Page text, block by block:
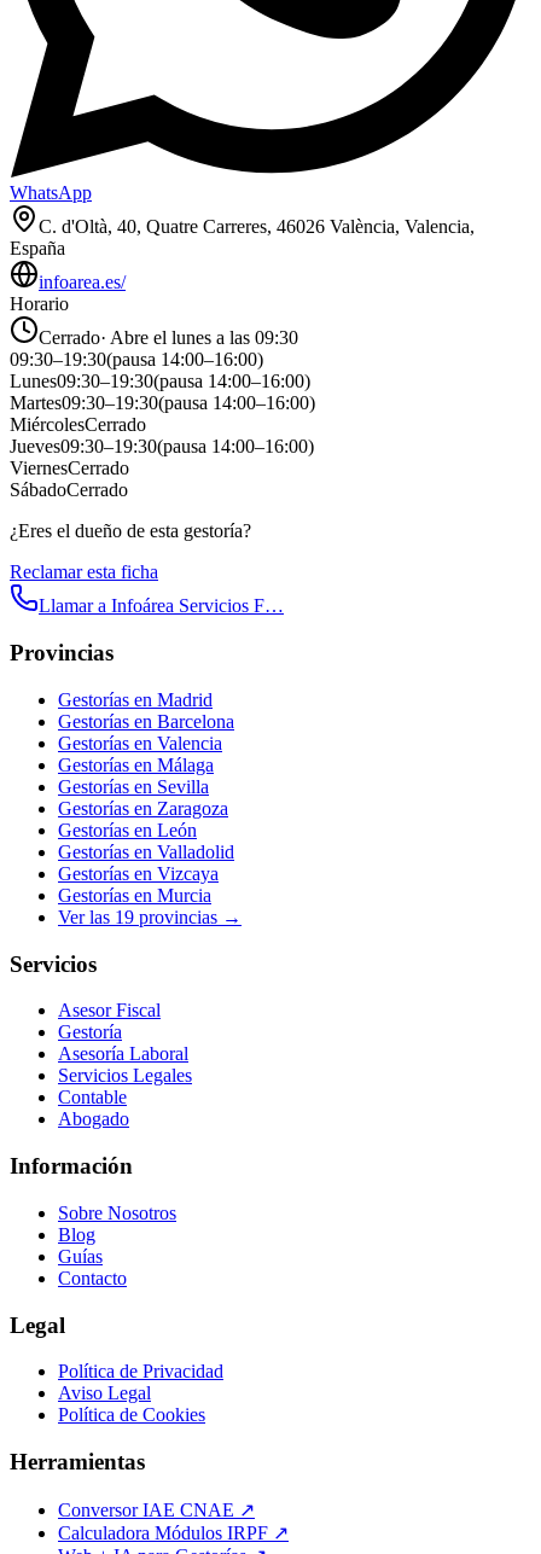
WhatsApp
C. d'Oltà, 40, Quatre Carreres, 46026 València, Valencia,
España
infoarea.es/
Horario
Cerrado· Abre el lunes a las 09:30
09:30–19:30(pausa 14:00–16:00)
Lunes09:30–19:30(pausa 14:00–16:00)
Martes09:30–19:30(pausa 14:00–16:00)
MiércolesCerrado
Jueves09:30–19:30(pausa 14:00–16:00)
ViernesCerrado
SábadoCerrado
¿Eres el dueño de esta gestoría?
Reclamar esta ficha
Llamar a Infoárea Servicios F…
Provincias
Gestorías en Madrid
Gestorías en Barcelona
Gestorías en Valencia
Gestorías en Málaga
Gestorías en Sevilla
Gestorías en Zaragoza
Gestorías en León
Gestorías en Valladolid
Gestorías en Vizcaya
Gestorías en Murcia
Ver las 19 provincias →
Servicios
Asesor Fiscal
Gestoría
Asesoría Laboral
Servicios Legales
Contable
Abogado
Información
Sobre Nosotros
Blog
Guías
Contacto
Legal
Política de Privacidad
Aviso Legal
Política de Cookies
Herramientas
Conversor IAE CNAE ↗
Calculadora Módulos IRPF ↗